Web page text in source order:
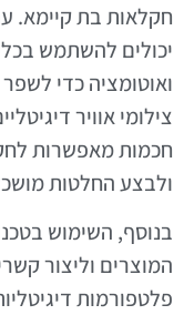
חקלאות בת קיימא.
יכולים להשתמש
ואוטומציה כדי לשפר
צילומי אוויר
חכמות מאפשרות
ולבצע החלטות
בנוסף, השימוש
המוצרים וליצור
פלטפורמות